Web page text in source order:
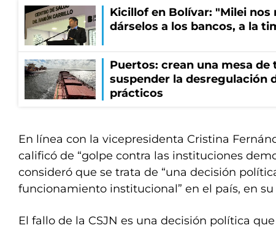
Kicillof en Bolívar: "Milei nos
dárselos a los bancos, a la
Puertos: crean una mesa de
suspender la desregulación
prácticos
En línea con la vicepresidenta Cristina
calificó de “golpe contra las instituciones
consideró que se trata de “una decisión
funcionamiento institucional” en el país, en
El fallo de la CSJN es una decisión política